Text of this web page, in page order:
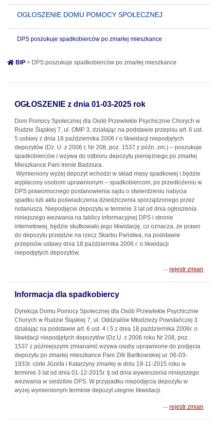
OGŁOSZENIE DOMU POMOCY SPOŁECZNEJ
DPS poszukuje spadkobierców po zmarłej mieszkance
BIP > DPS poszukuje spadkobierców po zmarłej mieszkance
OGŁOSZENIE z dnia 01-03-2025 rok
Dom Pomocy Społecznej dla Osób Przewlekle Psychicznie Chorych w
Rudzie Śląskiej 7, ul. OMP 3, działając na podstawie przepisu art. 6 ust.
5 ustawy z dnia 18 października 2006 r o likwidacji niepodjętych
depozytów (Dz. U. z 2006 r, Nr 208, poz. 1537 z późn. zm.) – poszukuje
spadkobierców i wzywa do odbioru depozytu pieniężnego po zmarłej
Mieszkance Pani Irenie Badziura.
Wymieniony wyżej depozyt wchodzi w skład masy spadkowej i będzie
wypłacony osobom uprawnionym – spadkobiercom, po przedłożeniu w
DPS prawomocnego postanowienia sądu o stwierdzeniu nabycia
spadku lub aktu poświadczenia dziedziczenia sporządzonego przez
notariusza. Niepodjęcie depozytu w terminie 3 lat od dnia ogłoszenia
niniejszego wezwania na tablicy informacyjnej DPS i stronie
internetowej, będzie skutkowało jego likwidację, co oznacza, że prawo
do depozytu przejdzie na rzecz Skarbu Państwa, na podstawie
przepisów ustawy dnia 18 października 2006 r. o likwidacji
niepodjętych depozytów.
rejestr zmian
Informacja dla spadkobiercy
Dyrekcja Domu Pomocy Społecznej dla Osób Przewlekle Psychicznie
Chorych w Rudzie Śląskiej 7, ul. Oddziałów Młodzieży Powstańczej 3
działając na podstawie art. 6 ust. 4 i 5 z dnia 18 października 2006r. o
likwidacji niepodjętych depozytów (Dz.U. z 2006 roku Nr 208, poz.
1537 z późniejszymi zmianami) wzywa osoby uprawnione do podjęcia
depozytu po zmarłej mieszkance Pani Zifii Bartkowskiej ur. 06-03-
1933r. córki Józefa i Katarzyny zmarłej w dniu 19-11-2015 roku w
terminie 3 lat od dnia 01-12-2015r. tj od dnia wywieszenia niniejszego
wezwania w siedzibie DPS. W przypadku niepodjęcia depozytu w
wyżej wymienionym terminie depozyt ulegnie likwidacji.
rejestr zmian